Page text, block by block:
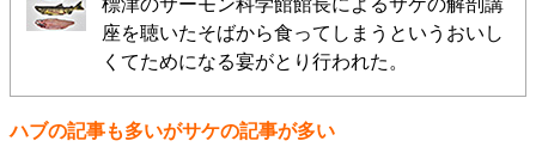
標津のサーモン科学館館長によるサケの解剖講
座を聴いたそばから食ってしまうというおいし
くてためになる宴がとり行われた。
ハブの記事も多いがサケの記事が多い